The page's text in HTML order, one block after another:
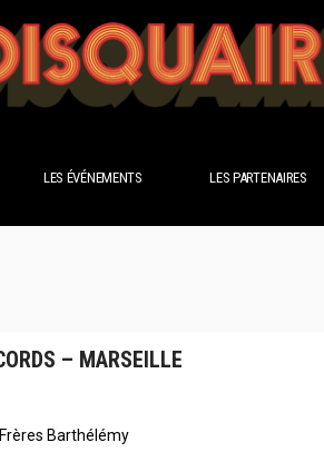
LES ÉVÉNEMENTS LES PARTENAIRES
– MARSEILLE
Barthélémy